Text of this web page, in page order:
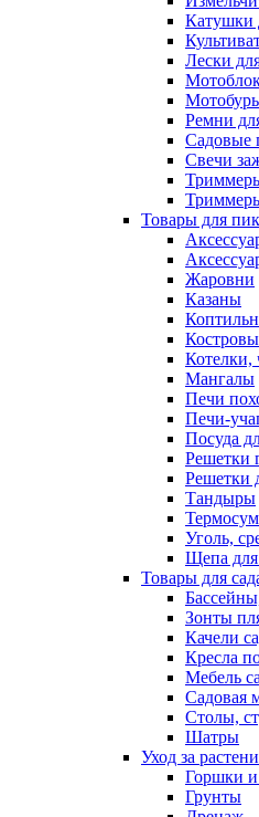
Катушки
Лески
Ремни
Садовые
Свечи
Товары для
Жаровни
Казаны
Котелки,
Мангалы
Печи
Печи-
Посуда
Решетки
Решетки
Тандыры
Уголь,
Щепа для
Товары для
Зонты
Качели
Кресла
Мебель
Садовая
Столы,
Шатры
Уход за
Горшки и
Грунты